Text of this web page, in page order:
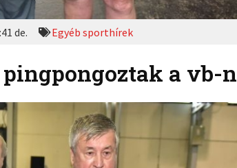
de. Egyéb sporthírek
a vb-n